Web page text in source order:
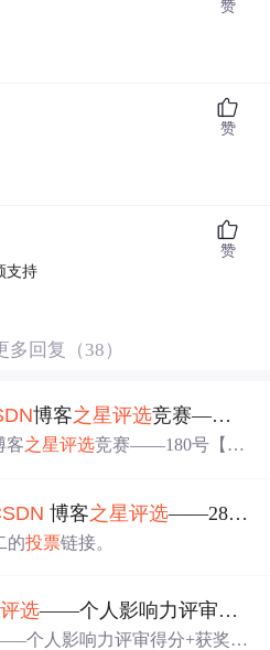
赞
赞
支持
赞
多回复（38）
博客之星评选竞赛——180号【一个处女座的程序猿】，感谢您，
客之星评选竞赛——180号【一
朋友们，2021，牛年快乐！其
票，投出的珍贵
的陪伴与见证！ 对了，还是要
！ 目录 回顾2020：因为认真
博客之星评选——28 号【沉默王二】，感谢你
的投票链接。
评选——个人影响力评审得分+获奖榜单公布
个人影响力评审得分+获奖榜